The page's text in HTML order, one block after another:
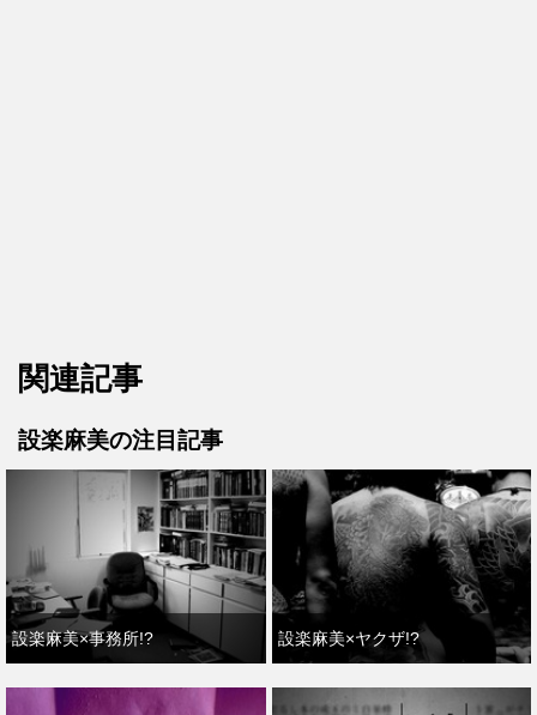
関連記事
設楽麻美の注目記事
設楽麻美×事務所!? 設楽麻美×ヤクザ!?